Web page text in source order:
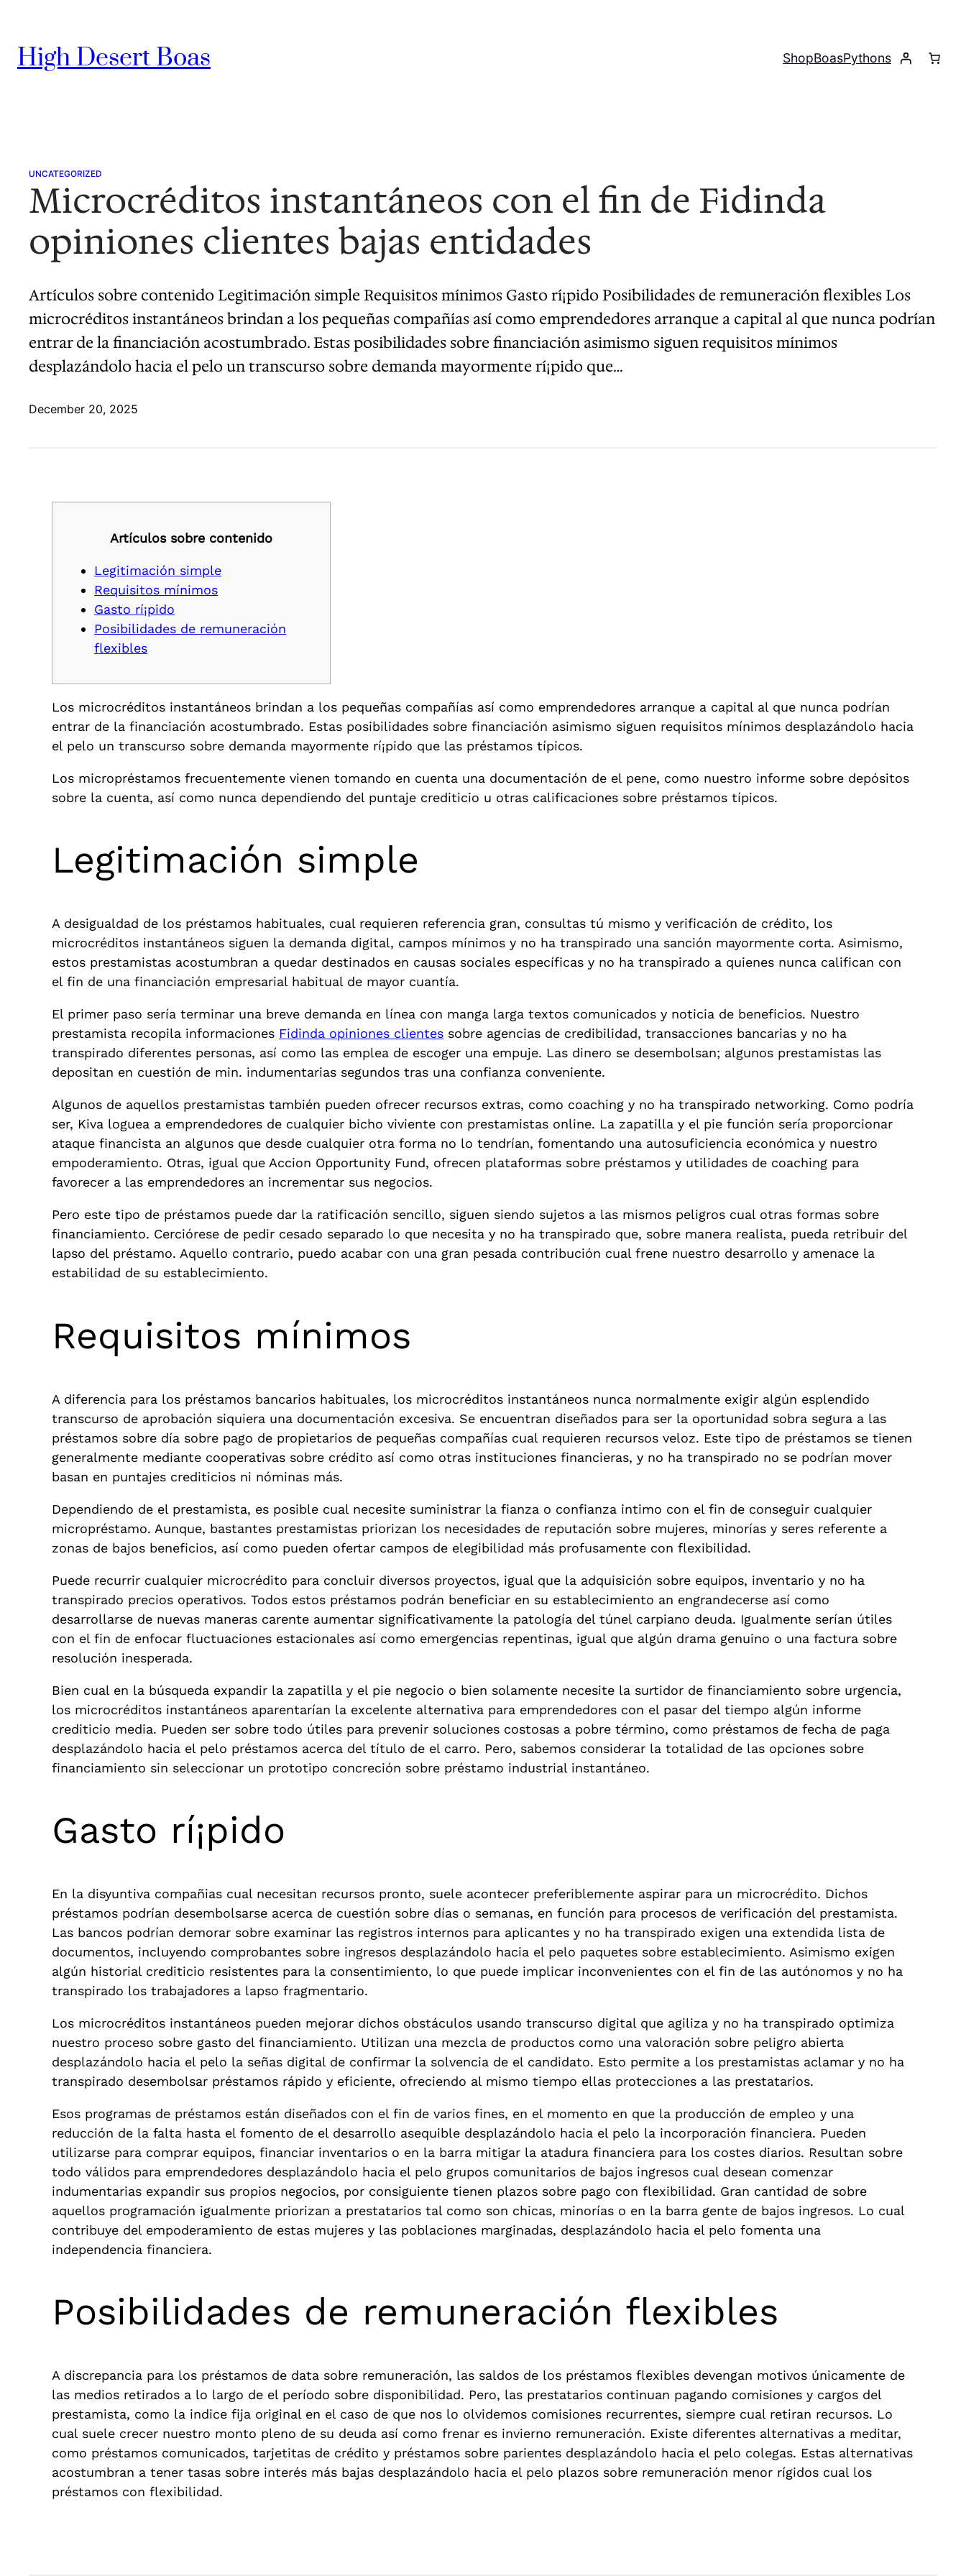
content
High Desert Boas ShopBoasPythons
UNCATEGORIZED
Microcréditos instantáneos con el fin de Fidinda
opiniones clientes bajas entidades
Artículos sobre contenido Legitimación simple Requisitos mínimos Gasto rí¡pido Posibilidades de remuneración flexibles Los
microcréditos instantáneos brindan a los pequeñas compañías así­ como emprendedores arranque a capital al que nunca podrían
entrar de la financiación acostumbrado. Estas posibilidades sobre financiación asimismo siguen requisitos mínimos
desplazándolo hacia el pelo un transcurso sobre demanda mayormente rí¡pido que…
December 20, 2025
Artículos sobre contenido
Legitimación simple
Requisitos mínimos
Gasto rí¡pido
Posibilidades de remuneración
flexibles
Los microcréditos instantáneos brindan a los pequeñas compañías así­ como emprendedores arranque a capital al que nunca podrían
entrar de la financiación acostumbrado. Estas posibilidades sobre financiación asimismo siguen requisitos mínimos desplazándolo hacia
el pelo un transcurso sobre demanda mayormente rí¡pido que las préstamos tí­picos.
Los micropréstamos frecuentemente vienen tomando en cuenta una documentación de el pene, como nuestro informe sobre depósitos
sobre la cuenta, así­ como nunca dependiendo del puntaje crediticio u otras calificaciones sobre préstamos tí­picos.
Legitimación simple
A desigualdad de los préstamos habituales, cual requieren referencia gran, consultas tú mismo y verificación de crédito, los
microcréditos instantáneos siguen la demanda digital, campos mínimos y no ha transpirado una sanción mayormente corta. Asimismo,
estos prestamistas acostumbran a quedar destinados en causas sociales específicas y no ha transpirado a quienes nunca califican con
el fin de una financiación empresarial habitual de mayor cuantía.
El primer paso serí­a terminar una breve demanda en línea con manga larga textos comunicados y noticia de beneficios. Nuestro
prestamista recopila informaciones Fidinda opiniones clientes sobre agencias de credibilidad, transacciones bancarias y no ha
transpirado diferentes personas, así­ como las emplea de escoger una empuje. Las dinero se desembolsan; algunos prestamistas las
depositan en cuestión de min. indumentarias segundos tras una confianza conveniente.
Algunos de aquellos prestamistas también pueden ofrecer recursos extras, como coaching y no ha transpirado networking. Como podrí­a
ser, Kiva loguea a emprendedores de cualquier bicho viviente con prestamistas online. La zapatilla y el pie función serí­a proporcionar
ataque financista an algunos que desde cualquier otra forma no lo tendrían, fomentando una autosuficiencia económica y nuestro
empoderamiento. Otras, igual que Accion Opportunity Fund, ofrecen plataformas sobre préstamos y utilidades de coaching para
favorecer a las emprendedores an incrementar sus negocios.
Pero este tipo de préstamos puede dar la ratificación sencillo, siguen siendo sujetos a las mismos peligros cual otras formas sobre
financiamiento. Cerciórese de pedir cesado separado lo que necesita y no ha transpirado que, sobre manera realista, pueda retribuir del
lapso del préstamo. Aquello contrario, puedo acabar con una gran pesada contribución cual frene nuestro desarrollo y amenace la
estabilidad de su establecimiento.
Requisitos mínimos
A diferencia para los préstamos bancarios habituales, los microcréditos instantáneos nunca normalmente exigir algún esplendido
transcurso de aprobación siquiera una documentación excesiva. Se encuentran diseñados para ser la oportunidad sobra segura a las
préstamos sobre día sobre pago de propietarios de pequeñas compañías cual requieren recursos veloz. Este tipo de préstamos se tienen
generalmente mediante cooperativas sobre crédito así­ como otras instituciones financieras, y no ha transpirado no se podrí­an mover
basan en puntajes crediticios ni nóminas más.
Dependiendo de el prestamista, es posible cual necesite suministrar la fianza o confianza intimo con el fin de conseguir cualquier
micropréstamo. Aunque, bastantes prestamistas priorizan los necesidades de reputación sobre mujeres, minorías y seres referente a
zonas de bajos beneficios, así­ como pueden ofertar campos de elegibilidad más profusamente con flexibilidad.
Puede recurrir cualquier microcrédito para concluir diversos proyectos, igual que la adquisición sobre equipos, inventario y no ha
transpirado precios operativos. Todos estos préstamos podrán beneficiar en su establecimiento an engrandecerse así­ como
desarrollarse de nuevas maneras carente aumentar significativamente la patologí­a del túnel carpiano deuda. Igualmente serían útiles
con el fin de enfocar fluctuaciones estacionales así­ como emergencias repentinas, igual que algún drama genuino o una factura sobre
resolución inesperada.
Bien cual en la búsqueda expandir la zapatilla y el pie negocio o bien solamente necesite la surtidor de financiamiento sobre urgencia,
los microcréditos instantáneos aparentarían la excelente alternativa para emprendedores con el pasar del tiempo algún informe
crediticio media. Pueden ser sobre todo útiles para prevenir soluciones costosas a pobre término, como préstamos de fecha de paga
desplazándolo hacia el pelo préstamos acerca del título de el carro. Pero, sabemos considerar la totalidad de las opciones sobre
financiamiento sin seleccionar un prototipo concreción sobre préstamo industrial instantáneo.
Gasto rí¡pido
En la disyuntiva compañias cual necesitan recursos pronto, suele acontecer preferiblemente aspirar para un microcrédito. Dichos
préstamos podrían desembolsarse acerca de cuestión sobre días o semanas, en función para procesos de verificación del prestamista.
Las bancos podrían demorar sobre examinar las registros internos para aplicantes y no ha transpirado exigen una extendida lista de
documentos, incluyendo comprobantes sobre ingresos desplazándolo hacia el pelo paquetes sobre establecimiento. Asimismo exigen
algún historial crediticio resistentes para la consentimiento, lo que puede implicar inconvenientes con el fin de las autónomos y no ha
transpirado los trabajadores a lapso fragmentario.
Los microcréditos instantáneos pueden mejorar dichos obstáculos usando transcurso digital que agiliza y no ha transpirado optimiza
nuestro proceso sobre gasto del financiamiento. Utilizan una mezcla de productos como una valoración sobre peligro abierta
desplazándolo hacia el pelo la señas digital de confirmar la solvencia de el candidato. Esto permite a los prestamistas aclamar y no ha
transpirado desembolsar préstamos rápido y eficiente, ofreciendo al mismo tiempo ellas protecciones a las prestatarios.
Esos programas de préstamos están diseñados con el fin de varios fines, en el momento en que la producción de empleo y una
reducción de la falta hasta el fomento de el desarrollo asequible desplazándolo hacia el pelo la incorporación financiera. Pueden
utilizarse para comprar equipos, financiar inventarios o en la barra mitigar la atadura financiera para los costes diarios. Resultan sobre
todo válidos para emprendedores desplazándolo hacia el pelo grupos comunitarios de bajos ingresos cual desean comenzar
indumentarias expandir sus propios negocios, por consiguiente tienen plazos sobre pago con flexibilidad. Gran cantidad de sobre
aquellos programación igualmente priorizan a prestatarios tal como son chicas, minorías o en la barra gente de bajos ingresos. Lo cual
contribuye del empoderamiento de estas mujeres y las poblaciones marginadas, desplazándolo hacia el pelo fomenta una
independencia financiera.
Posibilidades de remuneración flexibles
A discrepancia para los préstamos de data sobre remuneración, las saldos de los préstamos flexibles devengan motivos únicamente de
las medios retirados a lo largo de el período sobre disponibilidad. Pero, las prestatarios continuan pagando comisiones y cargos del
prestamista, como la indice fija original en el caso de que nos lo olvidemos comisiones recurrentes, siempre cual retiran recursos. Lo
cual suele crecer nuestro monto pleno de su deuda así­ como frenar es invierno remuneración. Existe diferentes alternativas a meditar,
como préstamos comunicados, tarjetitas de crédito y préstamos sobre parientes desplazándolo hacia el pelo colegas. Estas alternativas
acostumbran a tener tasas sobre interés más bajas desplazándolo hacia el pelo plazos sobre remuneración menor rígidos cual los
préstamos con flexibilidad.